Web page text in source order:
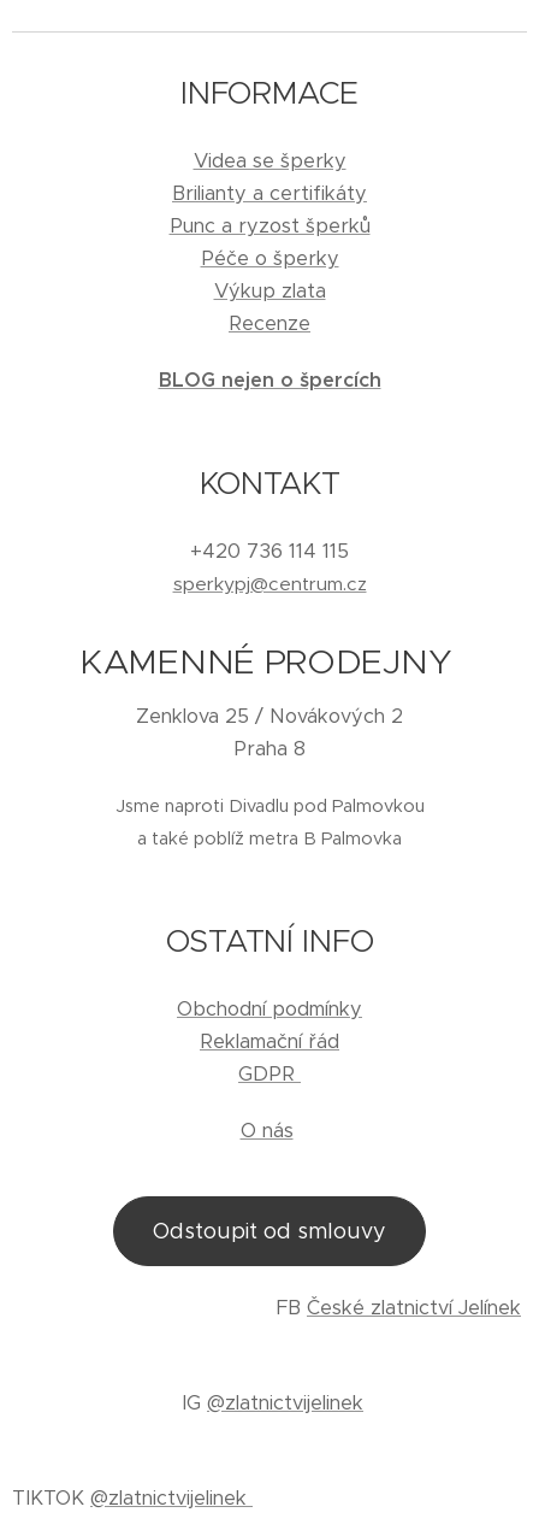
INFORMACE
Videa se šperky
Brilianty a certifikáty
Punc a ryzost šperků
Péče o šperky
Výkup zlata
Recenze
BLOG nejen o špercích
KONTAKT
+420 736 114 115
sperkypj@centrum.cz
KAMENNÉ PRODEJNY
Zenklova 25 / Novákových 2
Praha 8
Jsme naproti Divadlu pod Palmovkou
a také poblíž metra B Palmovka
OSTATNÍ INFO
Obchodní podmínky
Reklamační řád
GDPR
O nás
Odstoupit od smlouvy
FB České zlatnictví Jelínek
IG @zlatnictvijelinek
TIKTOK @zlatnictvijelinek